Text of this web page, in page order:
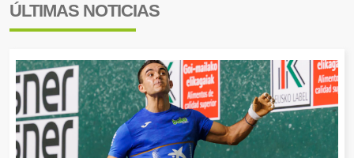
ÚLTIMAS NOTICIAS